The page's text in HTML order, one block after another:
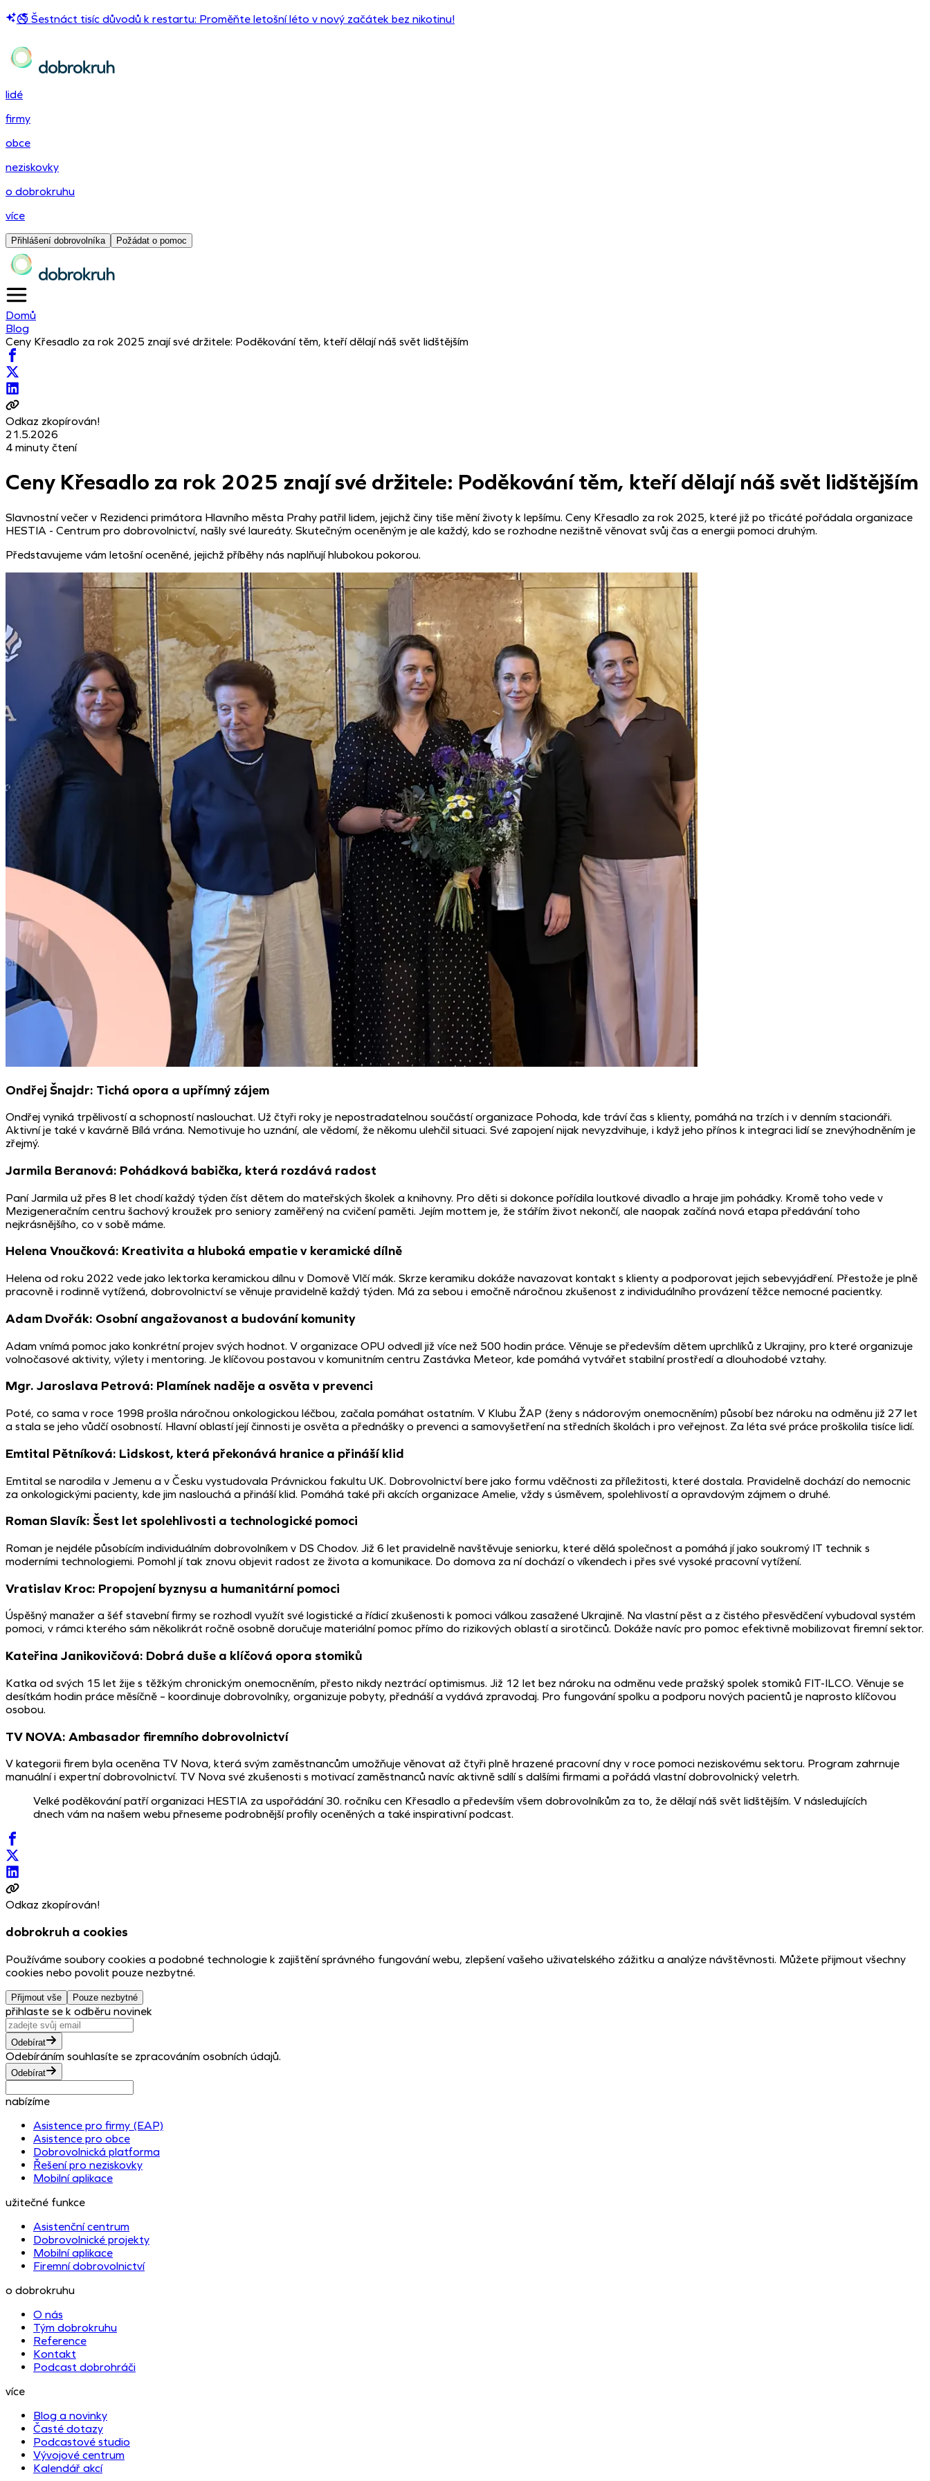
🚭 Šestnáct tisíc důvodů k restartu: Proměňte letošní léto v nový začátek bez nikotinu!
lidé
firmy
obce
neziskovky
o dobrokruhu
více
Přihlášení dobrovolníka Požádat o pomoc
Domů
Blog
Ceny Křesadlo za rok 2025 znají své držitele: Poděkování těm, kteří dělají náš svět lidštějším
Odkaz zkopírován!
21.5.2026
4 minuty čtení
Ceny Křesadlo za rok 2025 znají své držitele: Poděkování těm, kteří dělají náš svět lidštějším
Slavnostní večer v Rezidenci primátora Hlavního města Prahy patřil lidem, jejichž činy tiše mění životy k lepšímu. Ceny Křesadlo za rok 2025, které již po třicáté pořádala organizace
HESTIA - Centrum pro dobrovolnictví, našly své laureáty. Skutečným oceněným je ale každý, kdo se rozhodne nezištně věnovat svůj čas a energii pomoci druhým.
Představujeme vám letošní oceněné, jejichž příběhy nás naplňují hlubokou pokorou.
Ondřej Šnajdr: Tichá opora a upřímný zájem
Ondřej vyniká trpělivostí a schopností naslouchat. Už čtyři roky je nepostradatelnou součástí organizace Pohoda, kde tráví čas s klienty, pomáhá na trzích i v denním stacionáři.
Aktivní je také v kavárně Bílá vrána. Nemotivuje ho uznání, ale vědomí, že někomu ulehčil situaci. Své zapojení nijak nevyzdvihuje, i když jeho přínos k integraci lidí se znevýhodněním je
zřejmý.
Jarmila Beranová: Pohádková babička, která rozdává radost
Paní Jarmila už přes 8 let chodí každý týden číst dětem do mateřských školek a knihovny. Pro děti si dokonce pořídila loutkové divadlo a hraje jim pohádky. Kromě toho vede v
Mezigeneračním centru šachový kroužek pro seniory zaměřený na cvičení paměti. Jejím mottem je, že stářím život nekončí, ale naopak začíná nová etapa předávání toho
nejkrásnějšího, co v sobě máme.
Helena Vnoučková: Kreativita a hluboká empatie v keramické dílně
Helena od roku 2022 vede jako lektorka keramickou dílnu v Domově Vlčí mák. Skrze keramiku dokáže navazovat kontakt s klienty a podporovat jejich sebevyjádření. Přestože je plně
pracovně i rodinně vytížená, dobrovolnictví se věnuje pravidelně každý týden. Má za sebou i emočně náročnou zkušenost z individuálního provázení těžce nemocné pacientky.
Adam Dvořák: Osobní angažovanost a budování komunity
Adam vnímá pomoc jako konkrétní projev svých hodnot. V organizace OPU odvedl již více než 500 hodin práce. Věnuje se především dětem uprchlíků z Ukrajiny, pro které organizuje
volnočasové aktivity, výlety i mentoring. Je klíčovou postavou v komunitním centru Zastávka Meteor, kde pomáhá vytvářet stabilní prostředí a dlouhodobé vztahy.
Mgr. Jaroslava Petrová: Plamínek naděje a osvěta v prevenci
Poté, co sama v roce 1998 prošla náročnou onkologickou léčbou, začala pomáhat ostatním. V Klubu ŽAP (ženy s nádorovým onemocněním) působí bez nároku na odměnu již 27 let
a stala se jeho vůdčí osobností. Hlavní oblastí její činnosti je osvěta a přednášky o prevenci a samovyšetření na středních školách i pro veřejnost. Za léta své práce proškolila tisíce lidí.
Emtital Pětníková: Lidskost, která překonává hranice a přináší klid
Emtital se narodila v Jemenu a v Česku vystudovala Právnickou fakultu UK. Dobrovolnictví bere jako formu vděčnosti za příležitosti, které dostala. Pravidelně dochází do nemocnic
za onkologickými pacienty, kde jim naslouchá a přináší klid. Pomáhá také při akcích organizace Amelie, vždy s úsměvem, spolehlivostí a opravdovým zájmem o druhé.
Roman Slavík: Šest let spolehlivosti a technologické pomoci
Roman je nejdéle působícím individuálním dobrovolníkem v DS Chodov. Již 6 let pravidelně navštěvuje seniorku, které dělá společnost a pomáhá jí jako soukromý IT technik s
moderními technologiemi. Pomohl jí tak znovu objevit radost ze života a komunikace. Do domova za ní dochází o víkendech i přes své vysoké pracovní vytížení.
Vratislav Kroc: Propojení byznysu a humanitární pomoci
Úspěšný manažer a šéf stavební firmy se rozhodl využít své logistické a řídicí zkušenosti k pomoci válkou zasažené Ukrajině. Na vlastní pěst a z čistého přesvědčení vybudoval systém
pomoci, v rámci kterého sám několikrát ročně osobně doručuje materiální pomoc přímo do rizikových oblastí a sirotčinců. Dokáže navíc pro pomoc efektivně mobilizovat firemní sektor.
Kateřina Janikovičová: Dobrá duše a klíčová opora stomiků
Katka od svých 15 let žije s těžkým chronickým onemocněním, přesto nikdy neztrácí optimismus. Již 12 let bez nároku na odměnu vede pražský spolek stomiků FIT-ILCO. Věnuje se
desítkám hodin práce měsíčně – koordinuje dobrovolníky, organizuje pobyty, přednáší a vydává zpravodaj. Pro fungování spolku a podporu nových pacientů je naprosto klíčovou
osobou.
TV NOVA: Ambasador firemního dobrovolnictví
V kategorii firem byla oceněna TV Nova, která svým zaměstnancům umožňuje věnovat až čtyři plně hrazené pracovní dny v roce pomoci neziskovému sektoru. Program zahrnuje
manuální i expertní dobrovolnictví. TV Nova své zkušenosti s motivací zaměstnanců navíc aktivně sdílí s dalšími firmami a pořádá vlastní dobrovolnický veletrh.
Velké poděkování patří organizaci HESTIA za uspořádání 30. ročníku cen Křesadlo a především všem dobrovolníkům za to, že dělají náš svět lidštějším. V následujících
dnech vám na našem webu přneseme podrobnější profily oceněných a také inspirativní podcast.
Odkaz zkopírován!
dobrokruh a cookies
Používáme soubory cookies a podobné technologie k zajištění správného fungování webu, zlepšení vašeho uživatelského zážitku a analýze návštěvnosti. Můžete přijmout všechny
cookies nebo povolit pouze nezbytné.
Přijmout vše Pouze nezbytné
přihlaste se k odběru novinek
Odebírat
Odebíráním souhlasíte se zpracováním osobních údajů.
Odebírat
nabízíme
Asistence pro firmy (EAP)
Asistence pro obce
Dobrovolnická platforma
Řešení pro neziskovky
Mobilní aplikace
užitečné funkce
Asistenční centrum
Dobrovolnické projekty
Mobilní aplikace
Firemní dobrovolnictví
o dobrokruhu
O nás
Tým dobrokruhu
Reference
Kontakt
Podcast dobrohráči
více
Blog a novinky
Časté dotazy
Podcastové studio
Vývojové centrum
Kalendář akcí